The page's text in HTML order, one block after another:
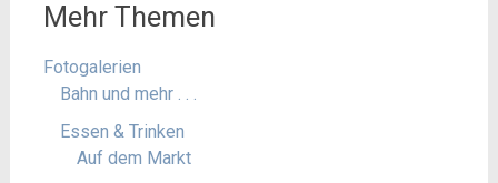
Mehr Themen
Fotogalerien
Bahn und mehr . . .
Essen & Trinken
Auf dem Markt